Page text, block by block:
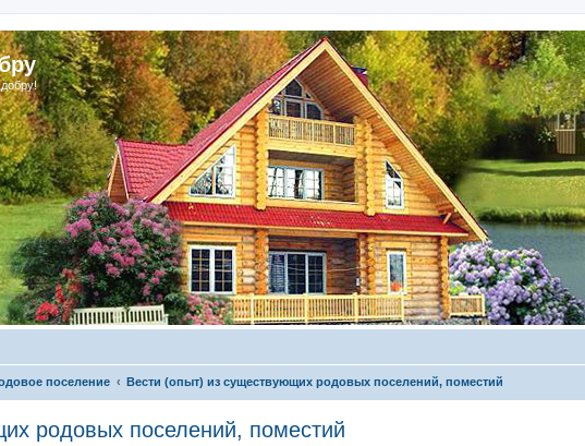
поселение Вести (опыт) из существующих родовых поселений, поместий
родовых поселений, поместий